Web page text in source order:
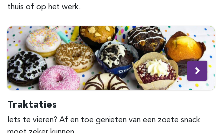
thuis of op het werk.
Traktaties
Iets te vieren? Af en toe genieten van een zoete snack